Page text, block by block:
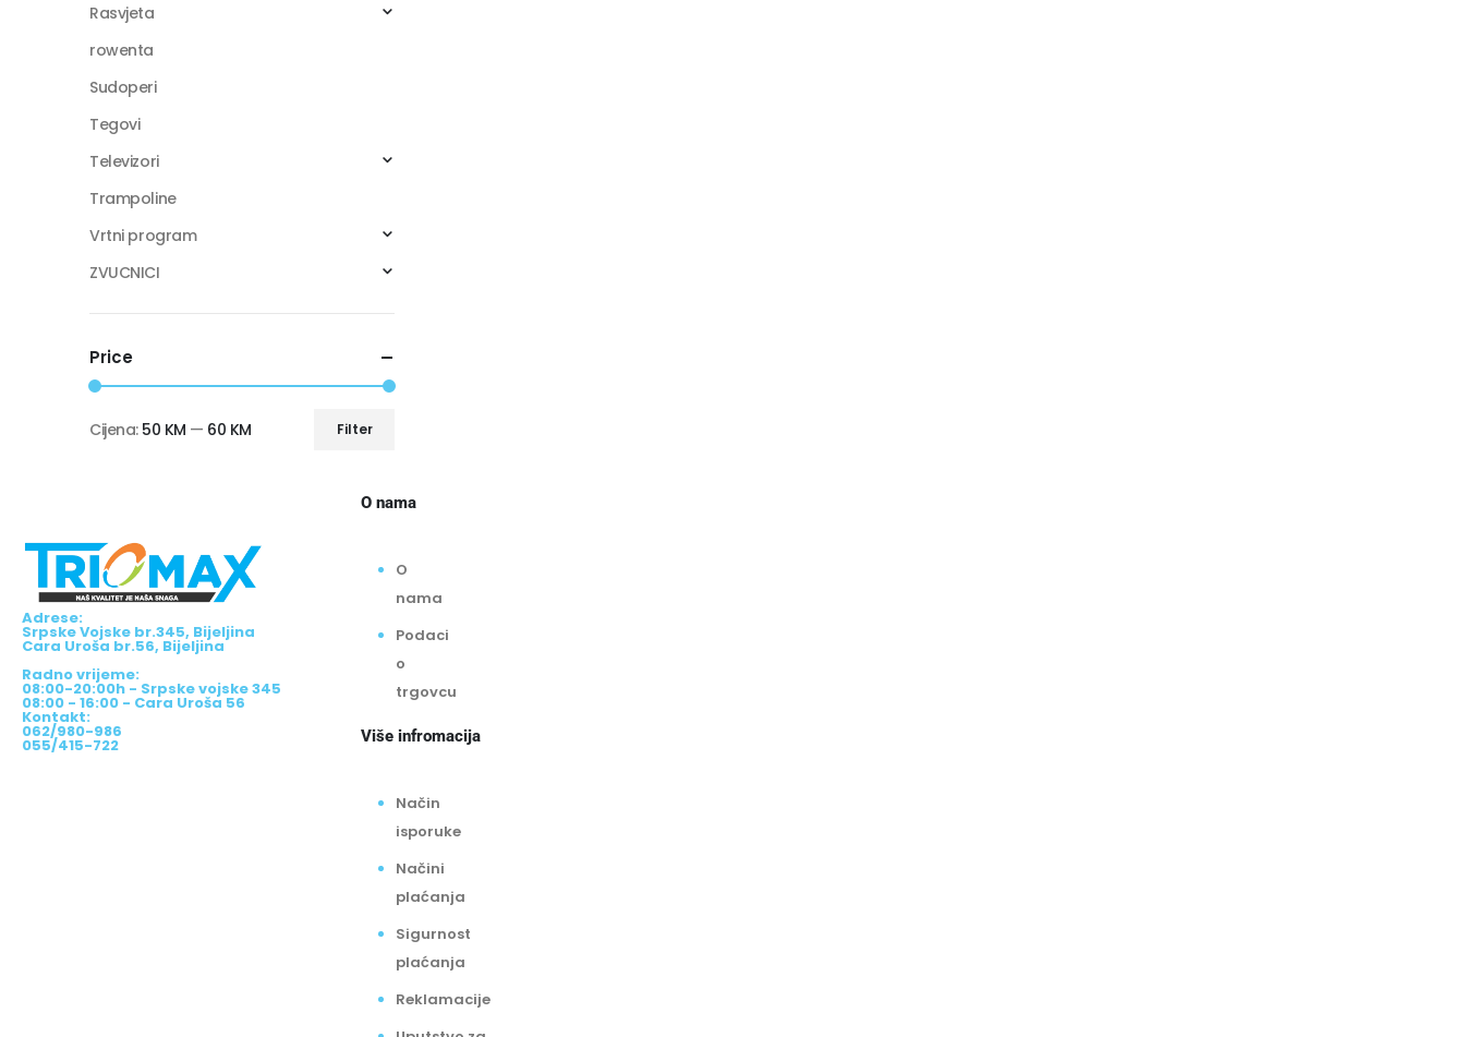
Rasvjeta
rowenta
Sudoperi
Tegovi
Televizori
Trampoline
Vrtni program
ZVUCNICI
Price
Filter
Cijena: 50 KM — 60 KM
Adrese:
Srpske Vojske br.345, Bijeljina
Cara Uroša br.56, Bijeljina
Radno vrijeme:
08:00-20:00h - Srpske vojske 345
08:00 - 16:00 - Cara Uroša 56
Kontakt:
062/980-986
055/415-722
O nama
O
nama
Podaci
o
trgovcu
Više infromacija
Način
isporuke
Načini
plaćanja
Sigurnost
plaćanja
Reklamacije